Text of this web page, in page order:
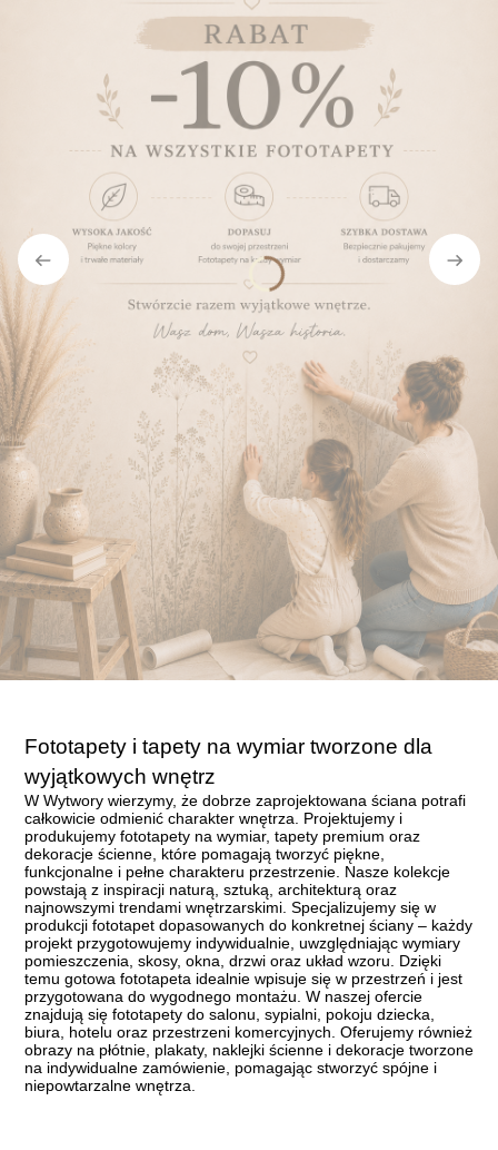
Fototapety i tapety na wymiar tworzone dla
wyjątkowych wnętrz
W Wytwory wierzymy, że dobrze zaprojektowana ściana potrafi
całkowicie odmienić charakter wnętrza. Projektujemy i
produkujemy fototapety na wymiar, tapety premium oraz
dekoracje ścienne, które pomagają tworzyć piękne,
funkcjonalne i pełne charakteru przestrzenie. Nasze kolekcje
powstają z inspiracji naturą, sztuką, architekturą oraz
najnowszymi trendami wnętrzarskimi. Specjalizujemy się w
produkcji fototapet dopasowanych do konkretnej ściany – każdy
projekt przygotowujemy indywidualnie, uwzględniając wymiary
pomieszczenia, skosy, okna, drzwi oraz układ wzoru. Dzięki
temu gotowa fototapeta idealnie wpisuje się w przestrzeń i jest
przygotowana do wygodnego montażu. W naszej ofercie
znajdują się fototapety do salonu, sypialni, pokoju dziecka,
biura, hotelu oraz przestrzeni komercyjnych. Oferujemy również
obrazy na płótnie, plakaty, naklejki ścienne i dekoracje tworzone
na indywidualne zamówienie, pomagając stworzyć spójne i
niepowtarzalne wnętrza.